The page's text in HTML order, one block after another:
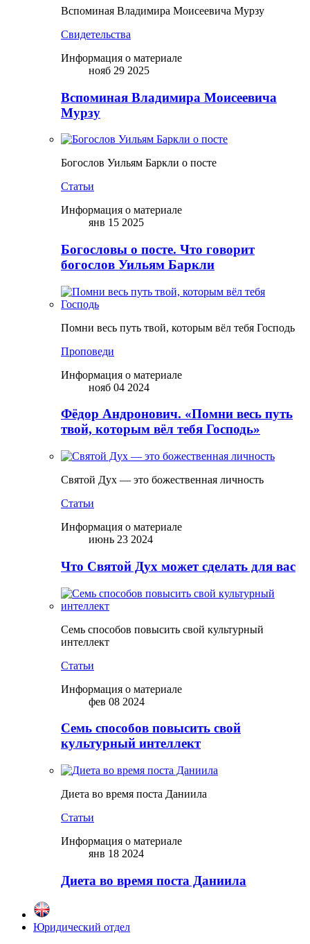
Вспоминая Владимира Моисеевича Мурзу
Свидетельства
Информация о материале
нояб 29 2025
Вспоминая Владимира Моисеевича
Мурзу
Богослов Уильям Баркли о посте
Статьи
Информация о материале
янв 15 2025
Богословы о посте. Что говорит
богослов Уильям Баркли
Помни весь путь твой, которым вёл тебя Господь
Проповеди
Информация о материале
нояб 04 2024
Фёдор Андронович. «Помни весь путь
твой, которым вёл тебя Господь»
Святой Дух — это божественная личность
Статьи
Информация о материале
июнь 23 2024
Что Святой Дух может сделать для вас
Семь способов повысить свой культурный
интеллект
Статьи
Информация о материале
фев 08 2024
Семь способов повысить свой
культурный интеллект
Диета во время поста Даниила
Статьи
Информация о материале
янв 18 2024
Диета во время поста Даниила
Юридический отдел